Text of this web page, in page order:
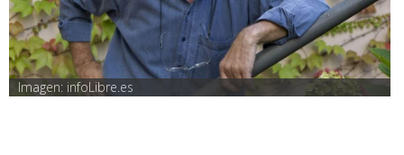
Imagen: infoLibre.es